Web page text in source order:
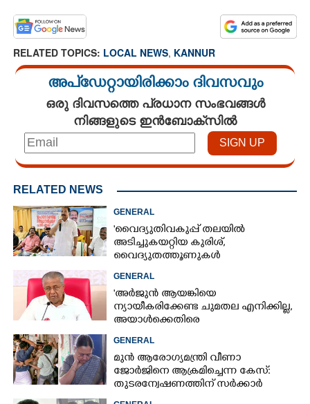
RELATED TOPICS: LOCAL NEWS, KANNUR
അപ്ഡേറ്റായിരിക്കാം ദിവസവും
ഒരു ദിവസത്തെ പ്രധാന സംഭവങ്ങൾ
നിങ്ങളുടെ ഇൻബോക്സിൽ
RELATED NEWS
GENERAL
'വൈദ്യുതിവകുപ്പ് തലയിൽ
അടിച്ചുകയറ്റിയ കുരിശ്‌,
വൈദ്യുതത്തൂണുകൾ
വിളിക്കുന്ന കാലമാണിത്'
GENERAL
'അർജുൻ ആയങ്കിയെ
ന്യായീകരിക്കേണ്ട ചുമതല എനിക്കില്ല,
അയാൾക്കെതിരെ
GENERAL
മുൻ ആരോഗ്യമന്ത്രി വീണാ
ജോർജിനെ ആക്രമിച്ചെന്ന കേസ്:
തുടരന്വേഷണത്തിന് സർക്കാർ